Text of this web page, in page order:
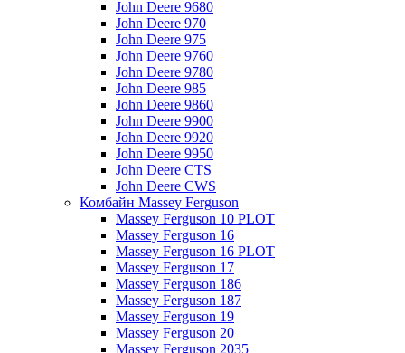
John Deere 9680
John Deere 970
John Deere 975
John Deere 9760
John Deere 9780
John Deere 985
John Deere 9860
John Deere 9900
John Deere 9920
John Deere 9950
John Deere CTS
John Deere CWS
Комбайн Massey Ferguson
Massey Ferguson 10 PLOT
Massey Ferguson 16
Massey Ferguson 16 PLOT
Massey Ferguson 17
Massey Ferguson 186
Massey Ferguson 187
Massey Ferguson 19
Massey Ferguson 20
Massey Ferguson 2035